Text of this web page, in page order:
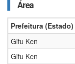
Área
Prefeitura (Estado)
Gifu Ken
Gifu Ken